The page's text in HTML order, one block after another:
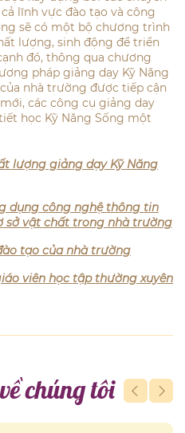
lĩnh vực đào tạo và công
sẽ có một bộ chương trình
lượng, sinh động để triển
đó, thông qua chương
pháp giảng dạy Kỹ Năng
nhà trường được tiếp cận
các công cụ giảng dạy
học Kỹ Năng Sống một
lượng giảng dạy Kỹ Năng
dụng công nghệ thông tin
sở vật chất trong nhà trường
tạo của nhà trường
viên học tập thường xuyên
chúng tôi